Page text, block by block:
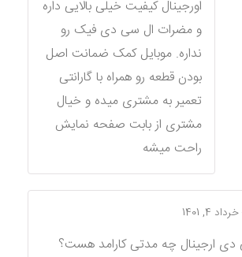
اورجینال کیفیت خیلی بالایی داره
و مضرات ال سی دی فیک رو
نداره. موبایل کمک ضمانت اصل
بودن قطعه رو همراه با گارانتی
تعمیر به مشتری میده و خیال
مشتری از بابت صفحه نمایش
راحت میشه
خرداد 4, 1401
ارجینال چه مدتی کارامد هست؟